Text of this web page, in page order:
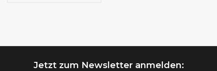
Jetzt zum Newsletter anmelden: